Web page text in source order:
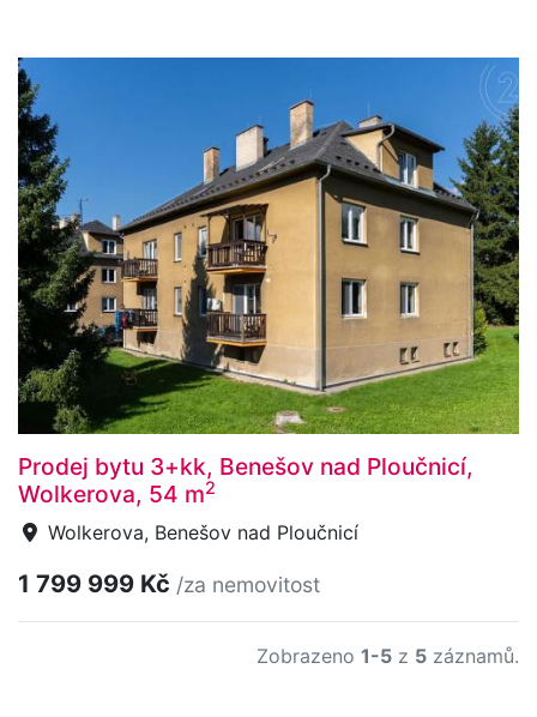
Prodej bytu 3+kk, Benešov nad Ploučnicí,
Wolkerova, 54 m2
Wolkerova, Benešov nad Ploučnicí
1 799 999 Kč /za nemovitost
Zobrazeno 1-5 z 5 záznamů.